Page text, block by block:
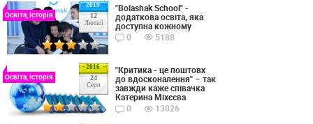
2019
12
Лютий
Освіта, Історія
"Bolashak School" -
додаткова освіта, яка
доступна кожному
0
5188
2016
24
Серп
Освіта, Історія
"Критика - це поштовх
до вдосконалення" – так
завжди каже співачка
Катерина Міхєєва
0
13026